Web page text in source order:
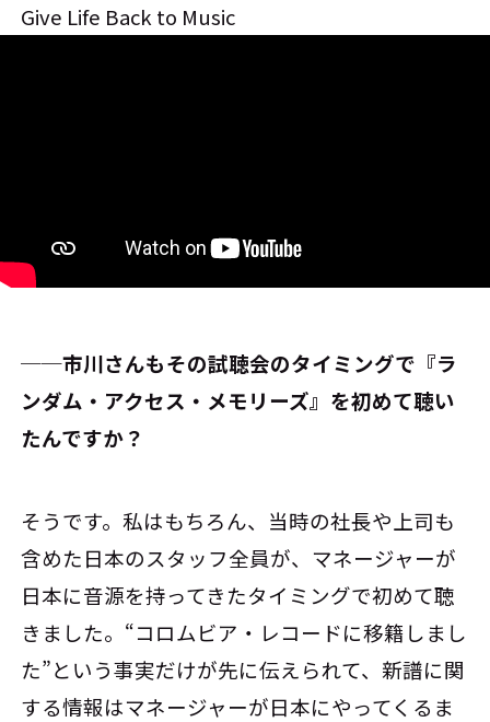
Give Life Back to Music
──市川さんもその試聴会のタイミングで『ラ
ンダム・アクセス・メモリーズ』を初めて聴い
たんですか？
そうです。私はもちろん、当時の社長や上司も
含めた日本のスタッフ全員が、マネージャーが
日本に音源を持ってきたタイミングで初めて聴
きました。“コロムビア・レコードに移籍しまし
た”という事実だけが先に伝えられて、新譜に関
する情報はマネージャーが日本にやってくるま